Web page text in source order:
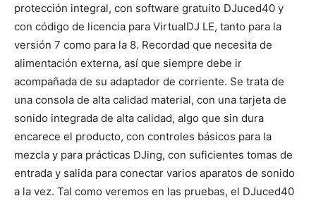
protección integral, con software gratuito DJuced40 y
con código de licencia para VirtualDJ LE, tanto para la
versión 7 como para la 8. Recordad que necesita de
alimentación externa, así que siempre debe ir
acompañada de su adaptador de corriente. Se trata de
una consola de alta calidad material, con una tarjeta de
sonido integrada de alta calidad, algo que sin dura
encarece el producto, con controles básicos para la
mezcla y para prácticas DJing, con suficientes tomas de
entrada y salida para conectar varios aparatos de sonido
a la vez. Tal como veremos en las pruebas, el DJuced40